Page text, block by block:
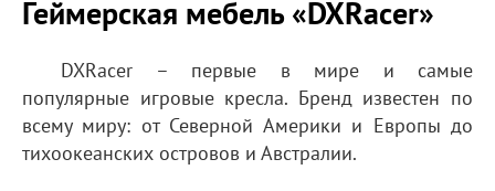
Геймерская мебель «DXRacer»
DXRacer – первые в мире и самые
популярные игровые кресла. Бренд известен по
всему миру: от Северной Америки и Европы до
тихоокеанских островов и Австралии.